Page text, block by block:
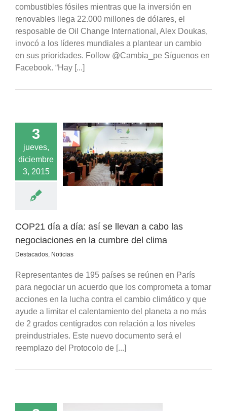
combustibles fósiles mientras que la inversión en
renovables llega 22.000 millones de dólares, el
resposable de Oil Change International, Alex Doukas,
invocó a los líderes mundiales a plantear un cambio
en sus prioridades. Follow @Cambia_pe Síguenos en
Facebook. “Hay [...]
3
jueves,
diciembre
3, 2015
a día: así se
a cabo las
del clima
COP21 día a día: así se llevan a cabo las
negociaciones en la cumbre del clima
Destacados, Noticias
Representantes de 195 países se reúnen en París
para negociar un acuerdo que los comprometa a tomar
acciones en la lucha contra el cambio climático y que
ayude a limitar el calentamiento del planeta a no más
de 2 grados centígrados con relación a los niveles
preindustriales. Este nuevo documento será el
reemplazo del Protocolo de [...]